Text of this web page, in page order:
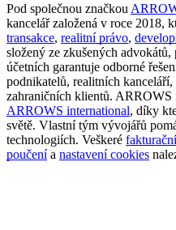
Pod společnou značkou
kancelář založená v roce 2018,
transakce, realitní právo,
složený ze zkušených
účetních garantuje odborné
podnikatelů, realitních
zahraničních klientů.
ARROWS international, díky
světě. Vlastní tým vývojářů
technologiích. Veškeré
poučenía nastavení cookies